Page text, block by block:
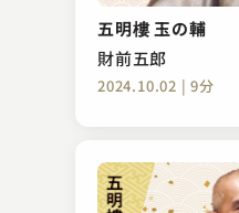
五明樓 玉の輔
財前五郎
2024.10.02 | 9分
鮑のし
2023.09.12 | 14分